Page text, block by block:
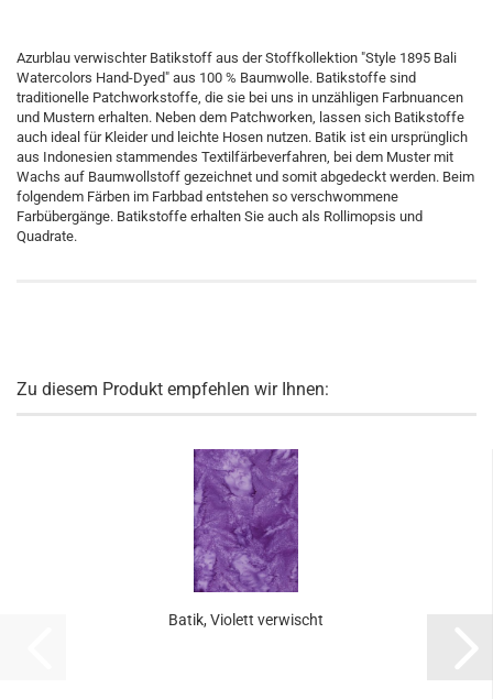
Azurblau verwischter Batikstoff aus der Stoffkollektion "Style 1895 Bali
Watercolors Hand-Dyed" aus 100 % Baumwolle. Batikstoffe sind
traditionelle Patchworkstoffe, die sie bei uns in unzähligen Farbnuancen
und Mustern erhalten. Neben dem Patchworken, lassen sich Batikstoffe
auch ideal für Kleider und leichte Hosen nutzen. Batik ist ein ursprünglich
aus Indonesien stammendes Textilfärbeverfahren, bei dem Muster mit
Wachs auf Baumwollstoff gezeichnet und somit abgedeckt werden. Beim
folgendem Färben im Farbbad entstehen so verschwommene
Farbübergänge. Batikstoffe erhalten Sie auch als Rollimopsis und
Quadrate.
Zu diesem Produkt empfehlen wir Ihnen:
Batik, Violett verwischt